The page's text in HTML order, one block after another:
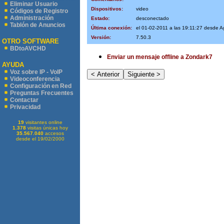
Eliminar Usuario
Códigos de Registro
Administración
Tablón de Anuncios
OTRO SOFTWARE
BDtoAVCHD
AYUDA
Voz sobre IP - VoIP
Videoconferencia
Configuración en Red
Preguntas Frecuentes
Contactar
Privacidad
19visitantes online
1.378visitas únicas hoy
35.567.040accesos
desde el 19/02/2000
Dispositivos:
video
Estado:
desconectado
Última conexión:
el 01-02-2011 a las 19:11:27 desde
Versión:
7.50.3
Enviar un mensaje offline a Zondark7